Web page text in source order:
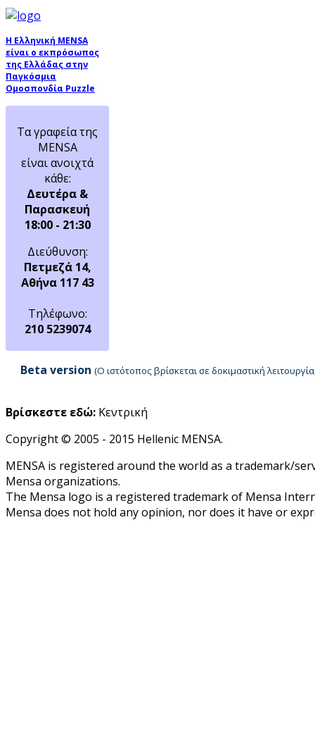
Η Ελληνική MENSA
είναι ο εκπρόσωπος
της Ελλάδας στην
Παγκόσμια
Ομοσπονδία Puzzle
Τα γραφεία της
MENSA
είναι ανοιχτά
κάθε:
Δευτέρα &
Παρασκευή
18:00 - 21:30
Διεύθυνση:
Πετμεζά 14,
Αθήνα 117 43
Τηλέφωνο:
210 5239074
Beta version (Ο ιστότοπος βρίσκεται σε δοκιμαστική
Βρίσκεστε εδώ: Κεντρική
Copyright © 2005 - 2015 Hellenic MENSA.
MENSA is registered around the world as a trademark/
Mensa organizations.
The Mensa logo is a registered trademark of Mensa
Mensa does not hold any opinion, nor does it have or